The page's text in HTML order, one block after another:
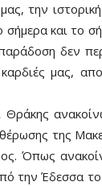
την
και το
δεν
μας,
της
Όπως
την Έδεσσα